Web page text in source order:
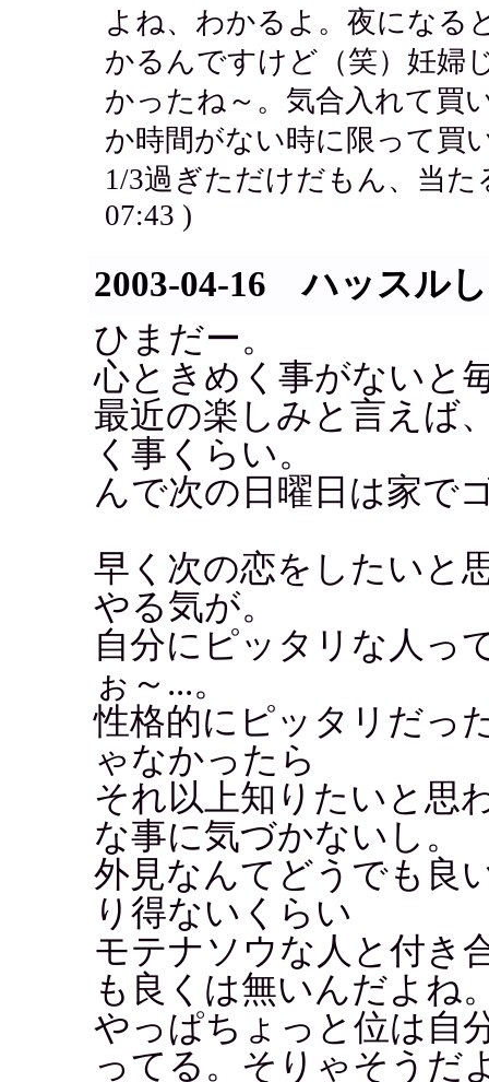
よね、わかるよ。夜になる
かるんですけど（笑）妊婦
かったね～。気合入れて買
か時間がない時に限って
1/3過ぎただけだもん、当
07:43 )
2003-04-16 ハッスル
ひまだー。
心ときめく事がないと
最近の楽しみと言えば
く事くらい。
んで次の日曜日は家で
早く次の恋をしたいと
やる気が。
自分にピッタリな人っ
ぉ～...。
性格的にピッタリだっ
ゃなかったら
それ以上知りたいと思
な事に気づかないし。
外見なんてどうでも良
り得ないくらい
モテナソウな人と付き
も良くは無いんだよね
やっぱちょっと位は自
ってる。そりゃそうだ